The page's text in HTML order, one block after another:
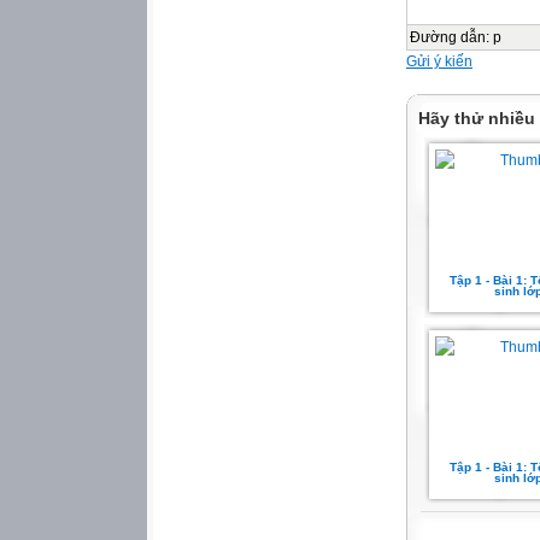
a. GV đọc mẫu
- GV đọc mẫu:
phấn khích.
b. HS luyện đọc
Hoạt động của
- HS lắng nghe
Giáo viên: Trần
2
khó, đọc câu
- GV yêu cầu HS
- GV yêu cầu HS
chân những
Đường dẫn: p
Gửi ý kiến
Hãy thử
Tập 1 - Bài 1:
sinh lớp
Tập 1 - Bài 1:
sinh lớp